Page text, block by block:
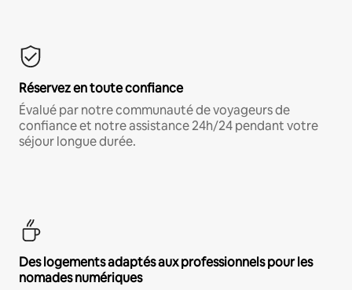
Réservez en toute confiance
Évalué par notre communauté de voyageurs de
confiance et notre assistance 24h/24 pendant votre
séjour longue durée.
Des logements adaptés aux professionnels pour les
nomades numériques